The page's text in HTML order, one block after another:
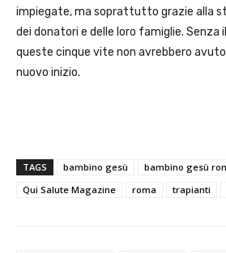
impiegate, ma soprattutto grazie alla
dei donatori e delle loro famiglie.
queste cinque vite non avrebbero
nuovo inizio.
TAGS bambino gesù bambino gesù
Qui Salute Magazine
roma trapianti